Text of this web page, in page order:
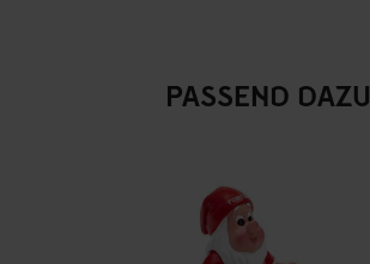
PASSEND DAZU